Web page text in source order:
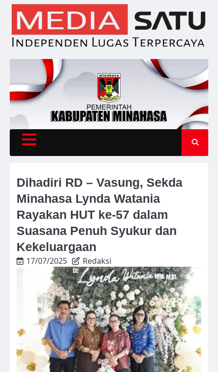
Skip
content
Dihadiri RD – Vasung, Sekda
Minahasa Lynda Watania
Rayakan HUT ke-57 dalam
Suasana Penuh Syukur dan
Kekeluargaan
17/07/2025 Redaksi